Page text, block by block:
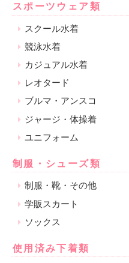
スポーツウェア類
スクール水着
競泳水着
カジュアル水着
レオタード
ブルマ・アンスコ
ジャージ・体操着
ユニフォーム
制服・シューズ類
制服・靴・その他
学販スカート
ソックス
使用済み下着類